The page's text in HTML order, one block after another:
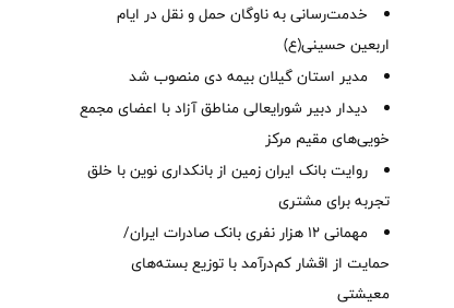
خدمت‌رسانی به ناوگان حمل و نقل در ایام
اربعین حسینی(ع)
‌مدیر استان گیلان بیمه دی منصوب شد
دیدار دبیر شورایعالی مناطق آزاد با اعضای مجمع
خویی‌های مقیم مرکز
روایت بانک ایران زمین از بانکداری نوین با خلق
تجربه برای مشتری
مهمانی ۱۲ هزار نفری بانک صادرات ایران/
حمایت از اقشار کم‌درآمد با توزیع بسته‌های
معیشتی